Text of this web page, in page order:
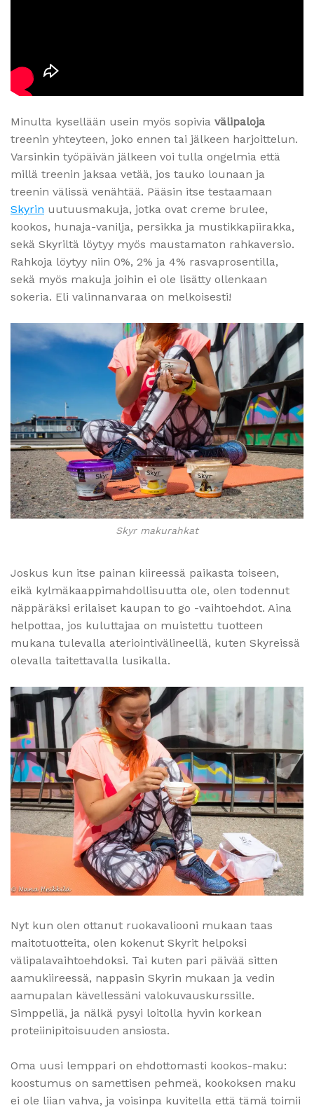
Minulta kysellään usein myös sopivia välipaloja
treenin yhteyteen, joko ennen tai jälkeen harjoittelun.
Varsinkin työpäivän jälkeen voi tulla ongelmia että
millä treenin jaksaa vetää, jos tauko lounaan ja
treenin välissä venähtää. Pääsin itse testaamaan
Skyrin uutuusmakuja, jotka ovat creme brulee,
kookos, hunaja-vanilja, persikka ja mustikkapiirakka,
sekä Skyriltä löytyy myös maustamaton rahkaversio.
Rahkoja löytyy niin 0%, 2% ja 4% rasvaprosentilla,
sekä myös makuja joihin ei ole lisätty ollenkaan
sokeria. Eli valinnanvaraa on melkoisesti!
Skyr makurahkat
Joskus kun itse painan kiireessä paikasta toiseen,
eikä kylmäkaappimahdollisuutta ole, olen todennut
näppäräksi erilaiset kaupan to go -vaihtoehdot. Aina
helpottaa, jos kuluttajaa on muistettu tuotteen
mukana tulevalla ateriointivälineellä, kuten Skyreissä
olevalla taitettavalla lusikalla.
Nyt kun olen ottanut ruokavaliooni mukaan taas
maitotuotteita, olen kokenut Skyrit helpoksi
välipalavaihtoehdoksi. Tai kuten pari päivää sitten
aamukiireessä, nappasin Skyrin mukaan ja vedin
aamupalan kävellessäni valokuvauskurssille.
Simppeliä, ja nälkä pysyi loitolla hyvin korkean
proteiinipitoisuuden ansiosta.
Oma uusi lemppari on ehdottomasti kookos-maku:
koostumus on samettisen pehmeä, kookoksen maku
ei ole liian vahva, ja voisinpa kuvitella että tämä toimii